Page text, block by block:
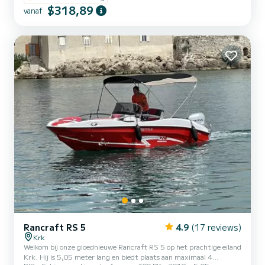
vanaf $318,89
Rancraft RS 5 4.9 (17 reviews)
Krk
Welkom bij onze gloednieuwe Rancraft RS 5 op het prachtige eiland
Krk. Hij is 5,05 meter lang en biedt plaats aan maximaal 4